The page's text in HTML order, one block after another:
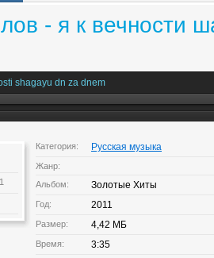
- я к вечности
shagayu dn za dnem
Категория: Русская музыка
Жанр:
Альбом:
Золотые Хиты
Год: 2011
Размер: 4,42 МБ
Время: 3:35